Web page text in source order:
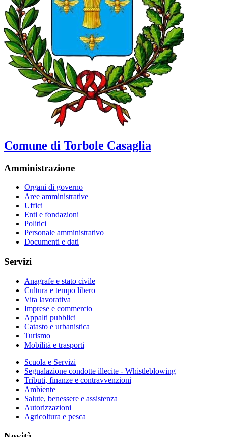
Comune di Torbole Casaglia
Amministrazione
Organi di governo
Aree amministrative
Uffici
Enti e fondazioni
Politici
Personale amministrativo
Documenti e dati
Servizi
Anagrafe e stato civile
Cultura e tempo libero
Vita lavorativa
Imprese e commercio
Appalti pubblici
Catasto e urbanistica
Turismo
Mobilità e trasporti
Scuola e Servizi
Segnalazione condotte illecite - Whistleblowing
Tributi, finanze e contravvenzioni
Ambiente
Salute, benessere e assistenza
Autorizzazioni
Agricoltura e pesca